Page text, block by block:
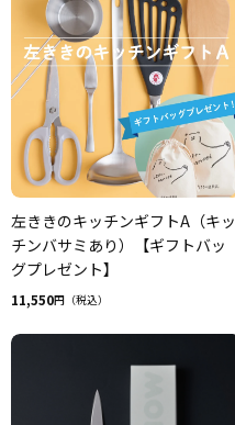
左ききのキッチンギフトA（キッ
チンバサミあり）【ギフトバッ
グプレゼント】
11,550円（税込）